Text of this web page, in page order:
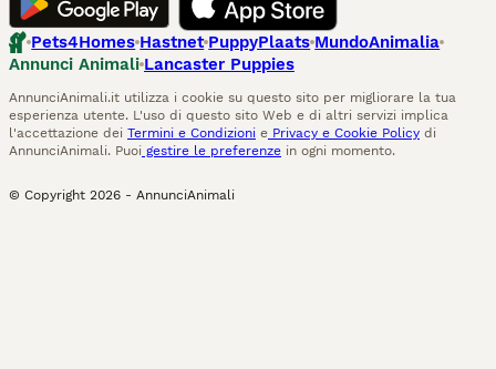
Pets4Homes Hastnet PuppyPlaats MundoAnimalia
Annunci Animali Lancaster Puppies
AnnunciAnimali.it utilizza i cookie su questo sito per migliorare la tua
esperienza utente. L'uso di questo sito Web e di altri servizi implica
l'accettazione dei Termini e Condizioni e Privacy e Cookie Policy di
AnnunciAnimali. Puoi gestire le preferenze in ogni momento.
© Copyright 2026 - AnnunciAnimali